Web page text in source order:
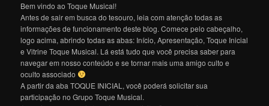
Bem vindo ao Toque Musical!
Antes de sair em busca do tesouro, leia com atenção todas as
informações de funcionamento deste blog. Comece pelo cabeçalho,
logo acima, abrindo todas as abas: Início, Apresentação, Toque Inicial
e Vitrine Toque Musical. Lá está tudo que você precisa saber para
navegar em nosso conteúdo e se tornar mais uma amigo culto e
oculto associado
A partir da aba TOQUE INICIAL, você poderá solicitar sua
participação no Grupo Toque Musical.